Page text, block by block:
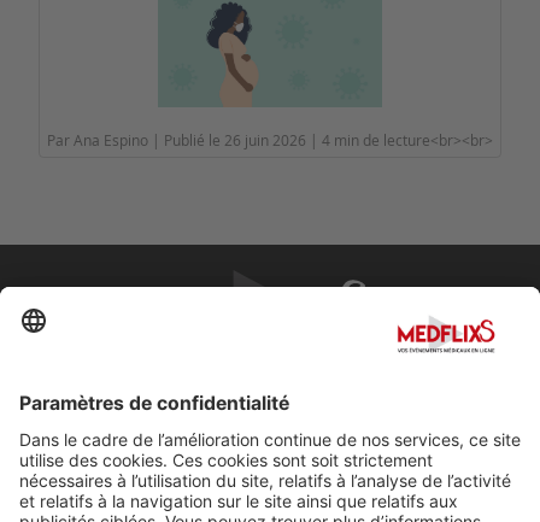
Par Ana Espino | Publié le 26 juin 2026 | 4 min de lecture<br><br>
À propos de MedflixS®
Aide
Contact
Mentions légales